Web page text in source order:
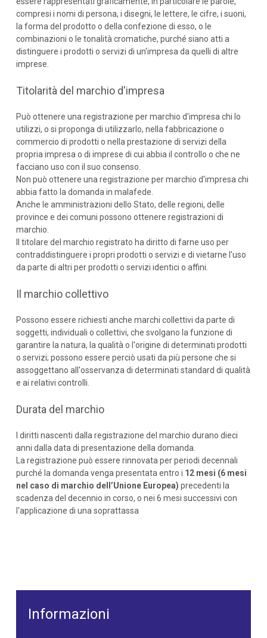
compresi i nomi di persona, i disegni, le lettere, le cifre, i suoni,
la forma del prodotto o della confezione di esso, o le
combinazioni o le tonalità cromatiche, purché siano atti a
distinguere i prodotti o servizi di un'impresa da quelli di altre
imprese.
Titolarità del marchio d'impresa
Può ottenere una registrazione per marchio d'impresa chi lo
utilizzi, o si proponga di utilizzarlo, nella fabbricazione o
commercio di prodotti o nella prestazione di servizi della
propria impresa o di imprese di cui abbia il controllo o che ne
facciano uso con il suo consenso.
Non può ottenere una registrazione per marchio d'impresa chi
abbia fatto la domanda in malafede.
Anche le amministrazioni dello Stato, delle regioni, delle
province e dei comuni possono ottenere registrazioni di
marchio.
Il titolare del marchio registrato ha diritto di farne uso per
contraddistinguere i propri prodotti o servizi e di vietarne l'uso
da parte di altri per prodotti o servizi identici o affini.
Il marchio collettivo
Possono essere richiesti anche marchi collettivi da parte di
soggetti, individuali o collettivi, che svolgano la funzione di
garantire la natura, la qualità o l'origine di determinati prodotti
o servizi; possono essere perciò usati da più persone che si
assoggettano all'osservanza di determinati standard di qualità
e ai relativi controlli.
Durata del marchio
I diritti nascenti dalla registrazione del marchio durano dieci
anni dalla data di presentazione della domanda.
La registrazione può essere rinnovata per periodi decennali
purché la domanda venga presentata entro i 12 mesi (6 mesi
nel caso di marchio dell’Unione Europea) precedenti la
scadenza del decennio in corso, o nei 6 mesi successivi con
l'applicazione di una soprattassa
Informazioni